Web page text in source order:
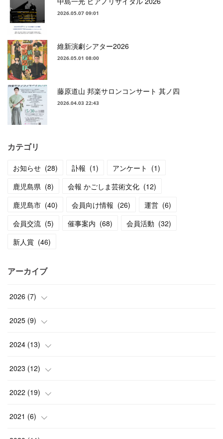
2026.05.07 09:01
維新演劇シアター2026
2026.05.01 08:00
藤原道山 邦楽サロンコンサート 其ノ四
2026.04.03 22:43
カテゴリ
お知らせ (28) 訃報 (1) アンケート (1)
鹿児島県 (8) 会報 かごしま芸術文化 (12)
鹿児島市 (40) 会員向け情報 (26) 運営 (6)
会員交流 (5) 催事案内 (68) 会員活動 (32)
新人賞 (46)
アーカイブ
2026 (7)
(1
(3)
(2)
(1)
2025 (9)
(1)
(3)
(1)
(4
2024 (13)
(1)
(5)
(1
( 2)
2023 (12)
(2)
(1
2022 (19)
(2
2021 (6)